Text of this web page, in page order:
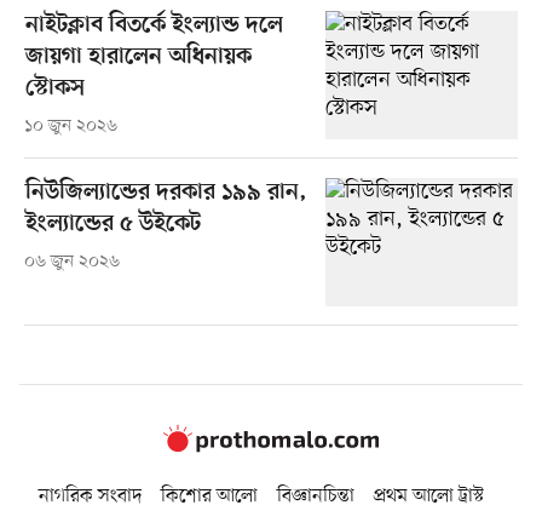
নাইটক্লাব বিতর্কে ইংল্যান্ড দলে
জায়গা হারালেন অধিনায়ক
স্টোকস
১০ জুন ২০২৬
নিউজিল্যান্ডের দরকার ১৯৯ রান,
ইংল্যান্ডের ৫ উইকেট
০৬ জুন ২০২৬
নাগরিক সংবাদ কিশোর আলো বিজ্ঞানচিন্তা
প্রথম আলো ট্রাস্ট